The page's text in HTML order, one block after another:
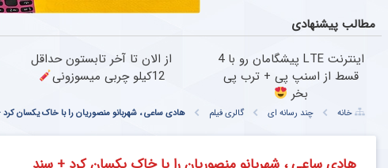
مطالب پیشنهادی
اینترنت LTE پیشگامان رو با 4
قسط از اسنپ پی + ترب پی
بخر
از الان تا آخر تابستون حداقل
12کیلو چربی میسوزونی
خانه چند رسانه ای گالری فیلم هادی ساعی ، شهربانو منصوریان را با خاک یکسان